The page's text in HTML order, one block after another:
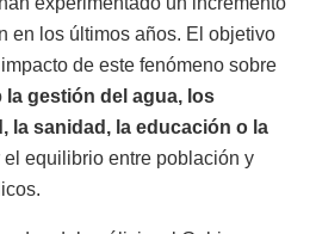
en los últimos años. El objetivo
de este fenómeno sobre
la gestión del agua, los
la sanidad, la educación o la
el equilibrio entre población y